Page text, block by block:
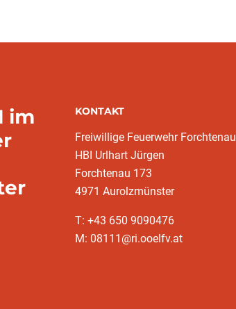
im
KONTAKT
Freiwillige Feuerwehr Forchtenau
HBI Urlhart Jürgen
Forchtenau 173
4971 Aurolzmünster
T: +43 650 9090476
M: 08111@ri.ooelfv.at